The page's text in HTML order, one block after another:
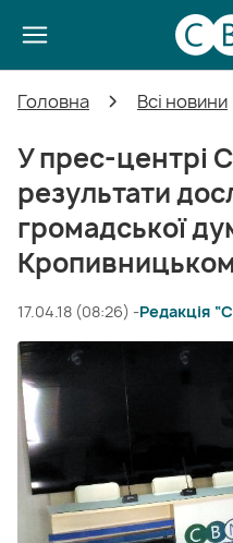
Головна Всі новини
У прес-центрі
результати
громадської
17.04.18 (08:26) -Редакція